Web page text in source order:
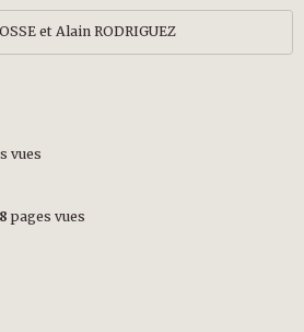
et Alain RODRIGUEZ
vues
pages vues